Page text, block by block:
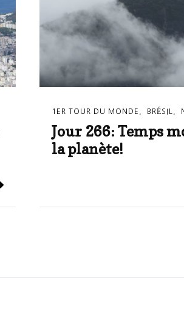
1ER TOUR DU MONDE BRÉSIL
Jour 266: Temps
la planète!